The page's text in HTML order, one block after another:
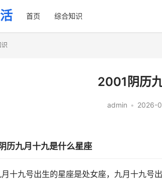
首页 综合知识
2001阴历
admin • 2026-
历九月十九是什么星座
月十九号出生的星座是处女座，九月十九号